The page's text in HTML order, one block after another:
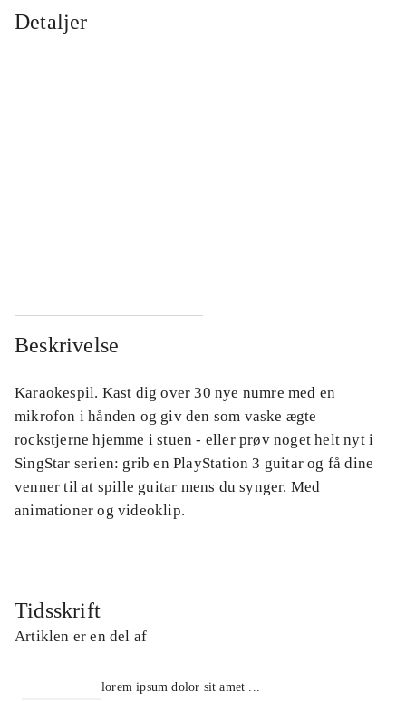
Detaljer
Beskrivelse
Karaokespil. Kast dig over 30 nye numre med en
mikrofon i hånden og giv den som vaske ægte
rockstjerne hjemme i stuen - eller prøv noget helt nyt i
SingStar serien: grib en PlayStation 3 guitar og få dine
venner til at spille guitar mens du synger. Med
animationer og videoklip.
Tidsskrift
Artiklen er en del af
lorem ipsum dolor sit amet ...